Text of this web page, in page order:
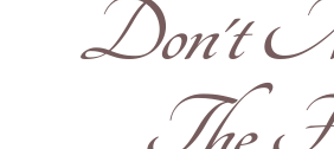
!Don't